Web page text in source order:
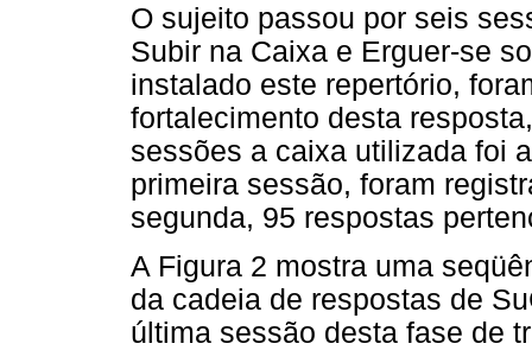
O sujeito passou por seis
Subir na Caixa e Erguer-se
instalado este repertório,
fortalecimento desta
sessões a caixa utilizada foi
primeira sessão, foram
segunda, 95 respostas
A Figura 2 mostra uma
da cadeia de respostas de
última sessão desta fase de